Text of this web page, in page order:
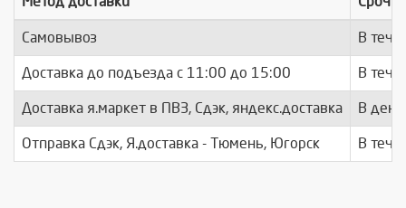
Самовывоз В
Доставка до подъезда c 11:00 до 15:00 В
Доставка я.маркет в ПВЗ, Сдэк, яндекс.доставка В день
Отправка Сдэк, Я.доставка - Тюмень, Югорск В